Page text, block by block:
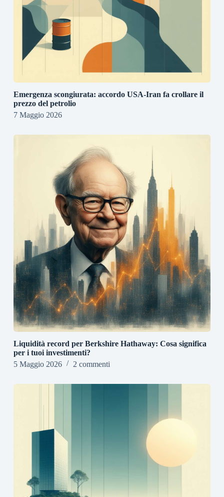
Emergenza scongiurata: accordo USA-Iran fa crollare il
prezzo del petrolio
7 Maggio 2026
Liquidità record per Berkshire Hathaway: Cosa significa
per i tuoi investimenti?
5 Maggio 2026
2 commenti